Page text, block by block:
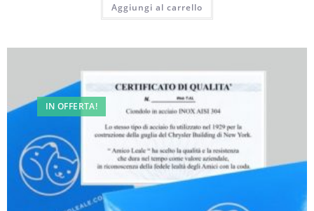
Aggiungi al carrello
IN OFFERTA!